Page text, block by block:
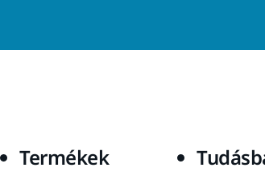
Termékek